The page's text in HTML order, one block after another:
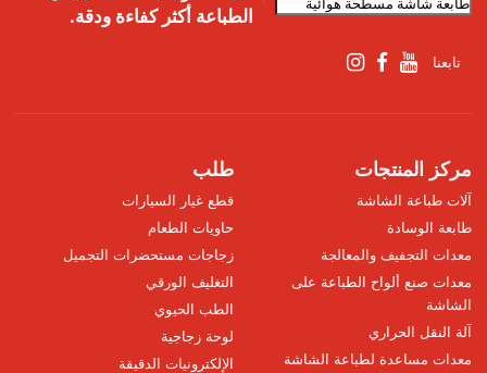
الطباعة أكثر كفاءة ودقة.
تابعنا
مركز المنتجات
آلات طباعة الشاشة
طابعة الوسادة
معدات التجفيف والمعالجة
معدات صنع ألواح الطباعة على
الشاشة
آلة النقل الحراري
معدات مساعدة لطباعة الشاشة
طلب
قطع غيار السيارات
حاويات الطعام
زجاجات مستحضرات التجميل
التغليف الورقي
الطب الحيوي
لوحة زجاجية
الإلكترونيات الدقيقة